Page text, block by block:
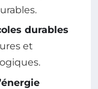
durables
et